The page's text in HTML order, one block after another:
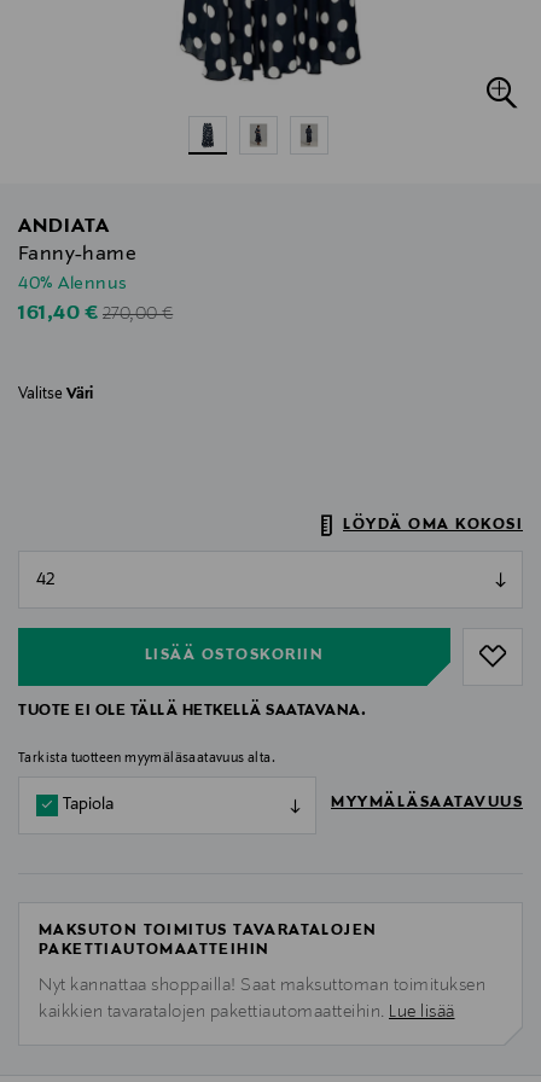
ANDIATA
Fanny-hame
40% Alennus
Discounted Price
161,40 €Original Price
270,00 €
Valitse Väri
LÖYDÄ OMA KOKOSI
LISÄÄ OSTOSKORIIN
TUOTE EI OLE TÄLLÄ HETKELLÄ SAATAVANA.
Tarkista tuotteen myymäläsaatavuus alta.
Tapiola MYYMÄLÄSAATAVUUS
MAKSUTON TOIMITUS TAVARATALOJEN
PAKETTIAUTOMAATTEIHIN
Nyt kannattaa shoppailla! Saat maksuttoman toimituksen
kaikkien tavaratalojen pakettiautomaatteihin. Lue lisää